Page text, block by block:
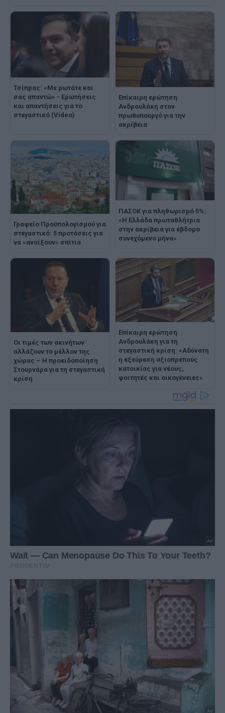
Τσίπρας: «Με ρωτάτε και
σας απαντώ» - Ερωτήσεις
και απαντήσεις για το
στεγαστικό (Video)
Επίκαιρη ερώτηση
Ανδρουλάκη στον
πρωθυπουργό για την
ακρίβεια
Γραφείο Προϋπολογισμού για
στεγαστικό: 5 προτάσεις για
να «ανοίξουν» σπίτια
ΠΑΣΟΚ για πληθωρισμό 5%:
«Η Ελλάδα πρωταθλήτρια
στην ακρίβεια για έβδομο
συνεχόμενο μήνα»
Οι τιμές των ακινήτων
αλλάζουν το μέλλον της
χώρας – Η προειδοποίηση
Στουρνάρα για τη στεγαστική
κρίση
Επίκαιρη ερώτηση
Ανδρουλάκη για τη
στεγαστική κρίση: «Αδύνατη
η εξεύρεση αξιοπρεπούς
κατοικίας για νέους,
φοιτητές και οικογένειες»